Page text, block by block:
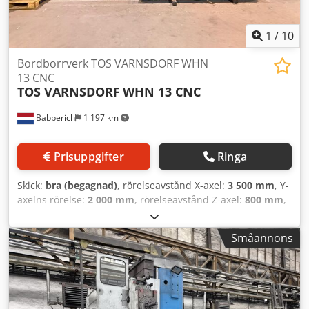
1 / 10
Babberich 1 197 km
Bordborrverk TOS VARNSDORF WHN
13 CNC
TOS VARNSDORF WHN 13 CNC
Prisuppgifter Ringa
Skick: bra (begagnad), rörelseavstånd X-axel: 3 500 mm, Y-
axelns rörelse: 2 000 mm, rörelseavstånd Z-axel: 800 mm,
, total höjd:
längd:7 200 mm, total bredd:5 200 mm, bordlängd:1 800
mm, bordbredd:1 600 mm, matningshastighet X-axeln:
8 000 m/min, matningshastighet Y-axel:8 000 m/min,
matningshastighet Z-axel:8 000 m/min, varvtal (max):
2 000 varv/min, Bordborrverk TOS VARNSDORF - WHN 13
CNC MACH-ID 9612 Tillverkare: TOS VARNSDORF Modell:
Småannons